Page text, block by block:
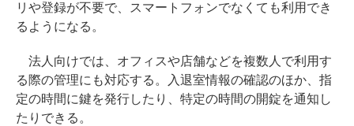
リや登録が不要で、スマートフォンでなくても利用でき
るようになる。
法人向けでは、オフィスや店舗などを複数人で利用す
る際の管理にも対応する。入退室情報の確認のほか、指
定の時間に鍵を発行したり、特定の時間の開錠を通知し
たりできる。